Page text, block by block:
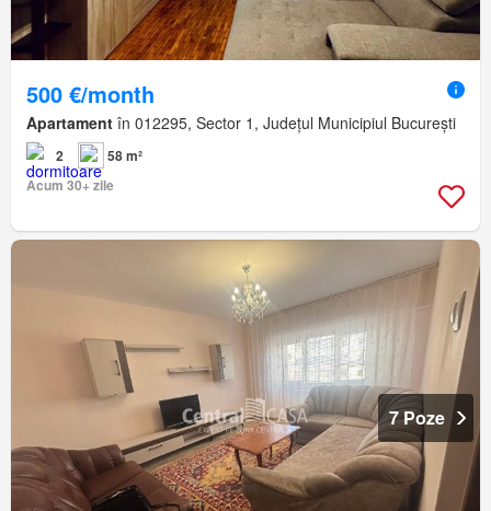
500 €/month
Apartament în 012295, Sector 1, Județul Municipiul București
2
58 m²
Acum 30+ zile
7 Poze